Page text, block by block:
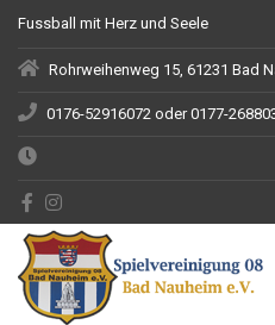
Fussball mit Herz und Seele
Rohrweihenweg 15, 61231 Bad
0176-52916072 oder 0177-